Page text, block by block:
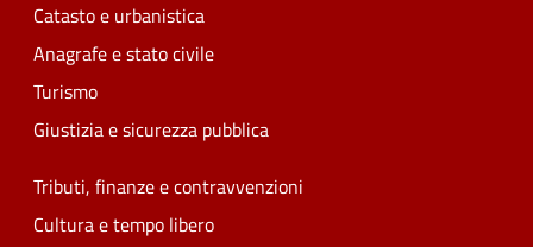
Catasto e urbanistica
Anagrafe e stato civile
Turismo
Giustizia e sicurezza pubblica
Tributi, finanze e contravvenzioni
Cultura e tempo libero